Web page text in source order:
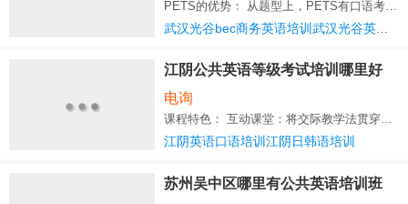
江阴公共英语等级考试培训哪里好
电询
课程特色： 互动课堂：将交际教学法贯穿于语言技能训练的整个过程中，强调在“有意义的交流
江阴英语口语培训江阴日韩语培训
苏州吴中区哪里有公共英语培训班